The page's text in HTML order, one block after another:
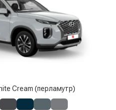
Cream (перламутр)